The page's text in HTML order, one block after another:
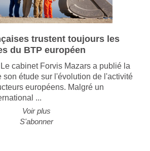
trustent toujours les
du BTP européen
cabinet Forvis Mazars a publié la
son étude sur l'évolution de l'activité
européens. Malgré un
...
Voir plus
S'abonner